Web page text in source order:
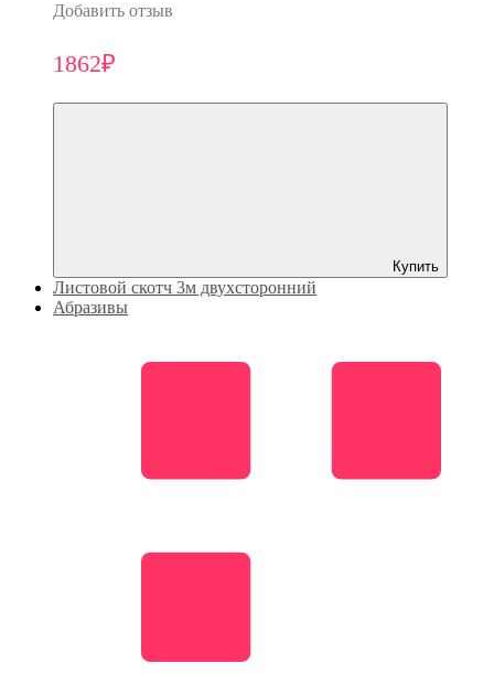
Добавить отзыв
1862₽
Купить
Листовой скотч 3м двухсторонний
Абразивы